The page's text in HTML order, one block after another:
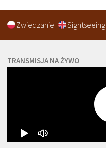
Zwiedzanie Sightseeing
TRANSMISJA NA ŻYWO